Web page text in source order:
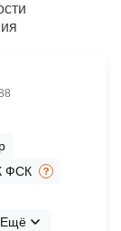
ФСК
Ещё